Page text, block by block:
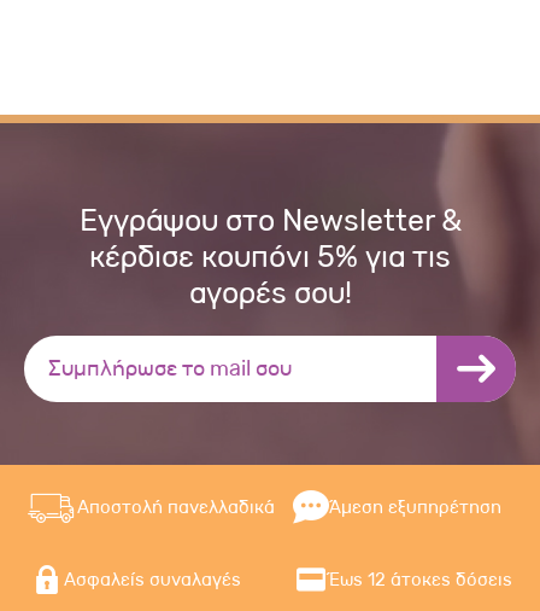
Εγγράψου στο Newsletter &
κέρδισε κουπόνι 5% για τις
αγορές σου!
Αποστολή πανελλαδικά Άμεση εξυπηρέτηση
Ασφαλείς συναλαγές Έως 12 άτοκες δόσεις